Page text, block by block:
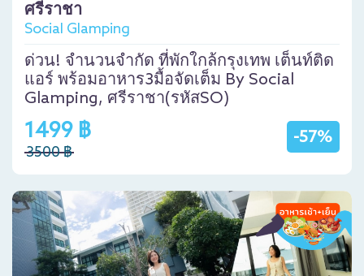
ศรีราชา
Social Glamping
ด่วน! จำนวนจำกัด ที่พักใกล้กรุงเทพ เต็นท์ติด
แอร์ พร้อมอาหาร3มื้อจัดเต็ม By Social
Glamping, ศรีราชา(รหัสSO)
-57%
1499 ฿
3500 ฿